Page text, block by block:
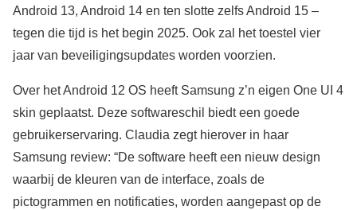
Android 13, Android 14 en ten slotte zelfs Android 15 –
tegen die tijd is het begin 2025. Ook zal het toestel vier
jaar van beveiligingsupdates worden voorzien.
Over het Android 12 OS heeft Samsung z’n eigen One UI 4
skin geplaatst. Deze softwareschil biedt een goede
gebruikerservaring. Claudia zegt hierover in haar
Samsung review: “De software heeft een nieuw design
waarbij de kleuren van de interface, zoals de
pictogrammen en notificaties, worden aangepast op de